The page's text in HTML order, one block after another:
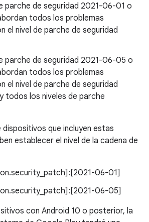
parche de seguridad 2021-06-01 o
todos los problemas
el nivel de parche de seguridad
parche de seguridad 2021-06-05 o
todos los problemas
el nivel de parche de seguridad
todos los niveles de parche
que incluyen estas
establecer el nivel de la cadena de
06-01]
06-05]
con Android 10 o posterior, la